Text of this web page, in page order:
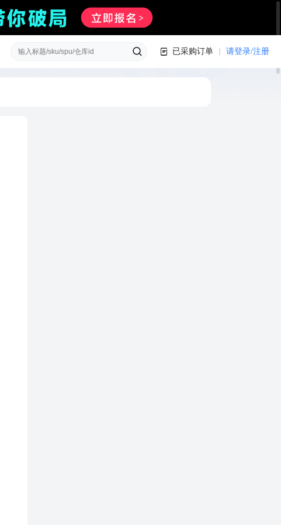
已采购订单 请登录/注册